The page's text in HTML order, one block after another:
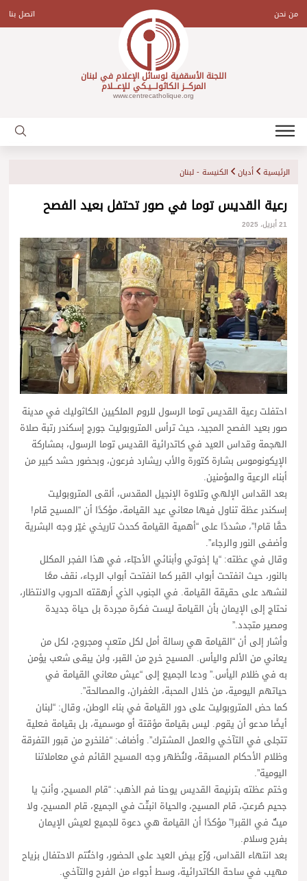
contentمن نحن اتصل بنا
اللجنة الأسقفية لوسائل الإعلام في لبنان
المركـــز الكاثولـــيـكي للإعـــلام
www.centrecatholique.org
الرئيسية أديان الكنيسة - لبنان
رعية القديس توما في صور تحتفل بعيد الفصح
21 أبريل، 2025
احتفلت رعية القديس توما الرسول للروم الملكيين الكاثوليك في مدينة
صور بعيد الفصح المجيد، حيث ترأس المتروبوليت جورج إسكندر رتبة صلاة
الهجمة وقداس العيد في كاتدرائية القديس توما الرسول، بمشاركة
الإيكونوموس بشارة كتورة والأب ريشارد فرعون، وبحضور حشد كبير من
أبناء الرعية والمؤمنين.
بعد القداس الإلهي وتلاوة الإنجيل المقدس، ألقى المتروبوليت
إسكندر عظة تناول فيها معاني عيد القيامة، مؤكدًا أن “المسيح قام!
حقًا قام!”، مشددًا على “أهمية القيامة كحدث تاريخي غيّر وجه البشرية
وأضفى النور والرجاء”.
وقال في عظته: “يا إخوتي وأبنائي الأحبّاء، في هذا الفجر المكلل
بالنور، حيث انفتحت أبواب القبر كما انفتحت أبواب الرجاء، نقف معًا
لنشهد على حقيقة القيامة. في الجنوب الذي أرهقته الحروب والانتظار،
نحتاج إلى الإيمان بأن القيامة ليست فكرة مجردة بل حياة جديدة
ومصير متجدد.”
وأشار إلى أن “القيامة هي رسالة أمل لكل متعبٍ ومجروح، لكل من
يعاني من الألم واليأس. المسيح خرج من القبر، ولن يبقى شعب يؤمن
به في ظلام اليأس.” ودعا الجميع إلى “عيش معاني القيامة في
حياتهم اليومية، من خلال المحبة، الغفران، والمصالحة”.
كما حض المتروبوليت على دور القيامة في بناء الوطن، وقال: “لبنان
أيضًا مدعو أن يقوم. ليس بقيامة مؤقتة أو موسمية، بل بقيامة فعلية
تتجلى في التآخي والعمل المشترك”. وأضاف: “فلنخرج من قبور التفرقة
وظلام الأحكام المسبقة، ولنُظهر وجه المسيح القائم في معاملاتنا
اليومية”.
وختم عظته بترنيمة القديس يوحنا فم الذهب: “قام المسيح، وأنتِ يا
جحيم صُرعتِ، قام المسيح، والحياة انبثّت في الجميع، قام المسيح، ولا
ميتٌ في القبر!” مؤكدًا أن القيامة هي دعوة للجميع لعيش الإيمان
بفرح وسلام.
بعد انتهاء القداس، وُزّع بيض العيد على الحضور، واختُتم الاحتفال بزياح
مهيب في ساحة الكاتدرائية، وسط أجواء من الفرح والتآخي.